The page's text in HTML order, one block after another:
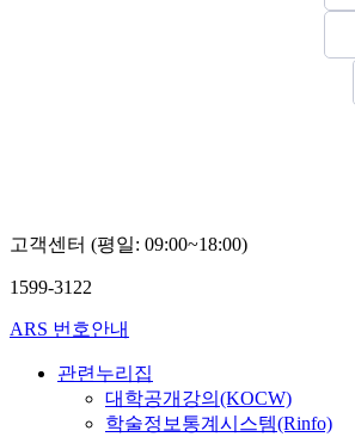
고객센터 (평일: 09:00~18:00)
1599-3122
ARS 번호안내
관련누리집
대학공개강의(KOCW)
학술정보통계시스템(Rinfo)